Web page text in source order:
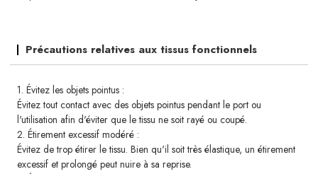
Précautions relatives aux tissus fonctionnels
1. Évitez les objets pointus :
Évitez tout contact avec des objets pointus pendant le port ou
l'utilisation afin d'éviter que le tissu ne soit rayé ou coupé.
2. Étirement excessif modéré :
Évitez de trop étirer le tissu. Bien qu'il soit très élastique, un étirement
excessif et prolongé peut nuire à sa reprise.